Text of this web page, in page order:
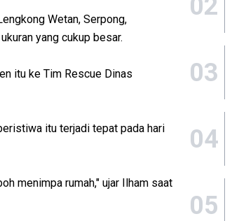
Wetan, Serpong,
yang cukup besar.
itu ke Tim Rescue Dinas
itu terjadi tepat pada hari
menimpa rumah," ujar Ilham saat
02
03
04
05